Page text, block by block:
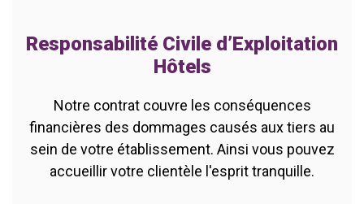
Responsabilité Civile d’Exploitation
Hôtels
Notre contrat couvre les conséquences
financières des dommages causés aux tiers au
sein de votre établissement. Ainsi vous pouvez
accueillir votre clientèle l'esprit tranquille.